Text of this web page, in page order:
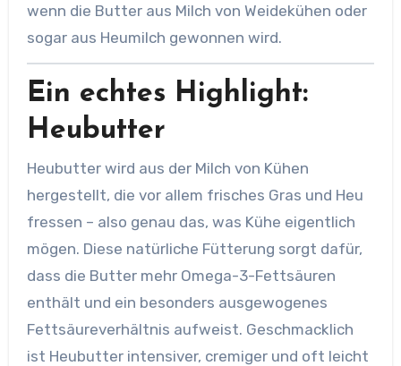
wenn die Butter aus Milch von Weidekühen oder
sogar aus Heumilch gewonnen wird.
Ein echtes Highlight:
Heubutter
Heubutter wird aus der Milch von Kühen
hergestellt, die vor allem frisches Gras und Heu
fressen – also genau das, was Kühe eigentlich
mögen. Diese natürliche Fütterung sorgt dafür,
dass die Butter mehr Omega-3-Fettsäuren
enthält und ein besonders ausgewogenes
Fettsäureverhältnis aufweist. Geschmacklich
ist Heubutter intensiver, cremiger und oft leicht